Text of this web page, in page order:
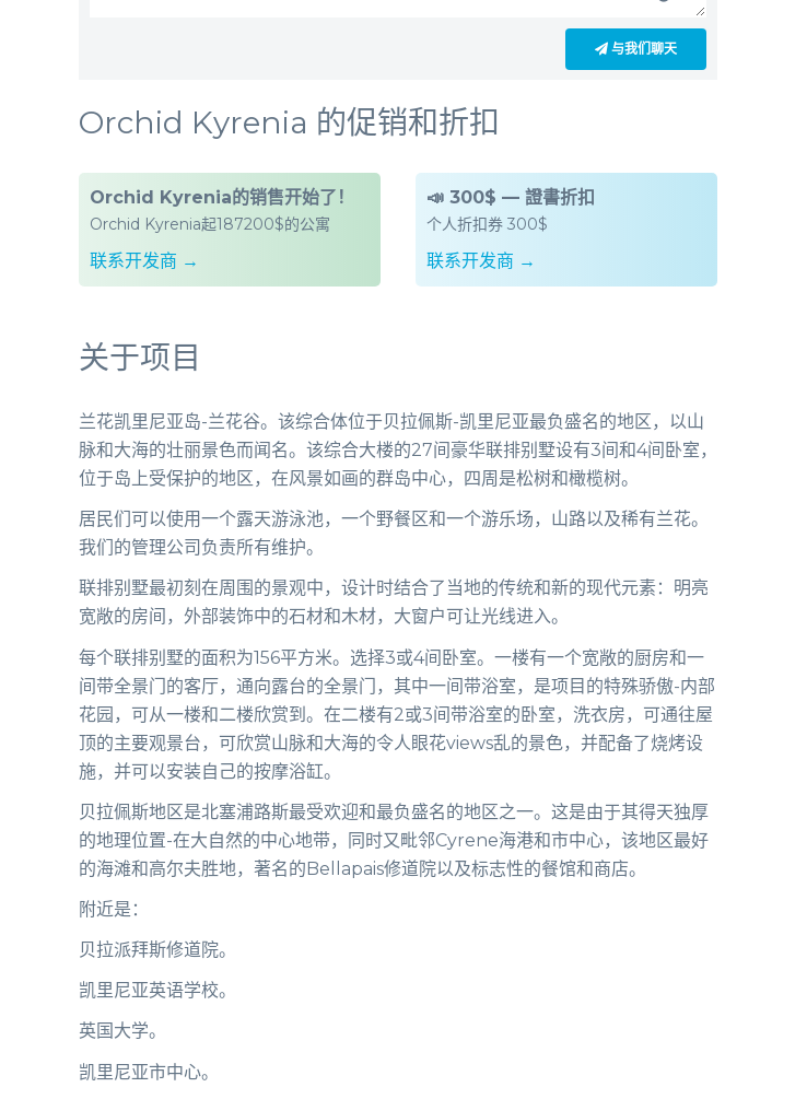
与我们聊天
Orchid Kyrenia 的促销和折扣
Orchid Kyrenia的销售开始了！
Orchid Kyrenia起187200$的公寓
联系开发商 →
📣 300$ — 證書折扣
个人折扣券 300$
联系开发商 →
关于项目
兰花凯里尼亚岛-兰花谷。该综合体位于贝拉佩斯-凯里尼亚最负盛名的地区，以山
脉和大海的壮丽景色而闻名。该综合大楼的27间豪华联排别墅设有3间和4间卧室，
位于岛上受保护的地区，在风景如画的群岛中心，四周是松树和橄榄树。
居民们可以使用一个露天游泳池，一个野餐区和一个游乐场，山路以及稀有兰花。
我们的管理公司负责所有维护。
联排别墅最初刻在周围的景观中，设计时结合了当地的传统和新的现代元素：明亮
宽敞的房间，外部装饰中的石材和木材，大窗户可让光线进入。
每个联排别墅的面积为156平方米。选择3或4间卧室。一楼有一个宽敞的厨房和一
间带全景门的客厅，通向露台的全景门，其中一间带浴室，是项目的特殊骄傲-内部
花园，可从一楼和二楼欣赏到。在二楼有2或3间带浴室的卧室，洗衣房，可通往屋
顶的主要观景台，可欣赏山脉和大海的令人眼花views乱的景色，并配备了烧烤设
施，并可以安装自己的按摩浴缸。
贝拉佩斯地区是北塞浦路斯最受欢迎和最负盛名的地区之一。这是由于其得天独厚
的地理位置-在大自然的中心地带，同时又毗邻Cyrene海港和市中心，该地区最好
的海滩和高尔夫胜地，著名的Bellapais修道院以及标志性的餐馆和商店。
附近是：
贝拉派拜斯修道院。
凯里尼亚英语学校。
英国大学。
凯里尼亚市中心。